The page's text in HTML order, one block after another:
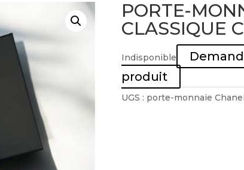
PORTE-
CLASSIQUE
Indisponible
produit
UGS : porte-monnaie Chanel